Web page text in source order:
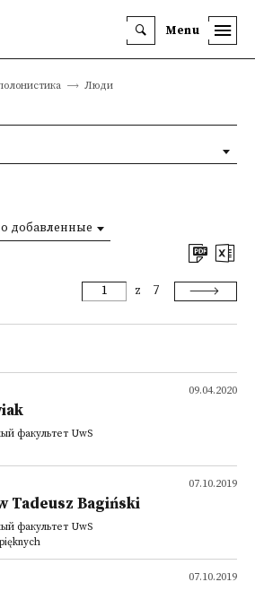
Menu
Люди
добавленные
z 7
09.04.2020
факультет UwS
07.10.2019
Tadeusz Bagiński
факультет UwS
07.10.2019